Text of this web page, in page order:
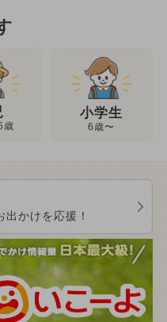
歳
小学生
6歳〜
かけを応援！